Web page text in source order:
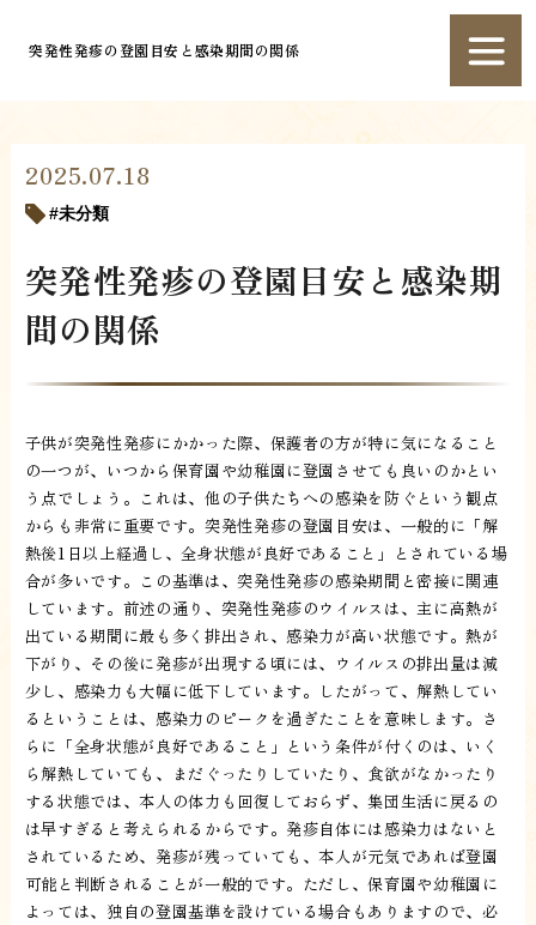
突発性発疹の登園目安と感染期間の関係
2025.07.18
未分類
突発性発疹の登園目安と感染期
間の関係
子供が突発性発疹にかかった際、保護者の方が特に気になること
の一つが、いつから保育園や幼稚園に登園させても良いのかとい
う点でしょう。これは、他の子供たちへの感染を防ぐという観点
からも非常に重要です。突発性発疹の登園目安は、一般的に「解
熱後1日以上経過し、全身状態が良好であること」とされている場
合が多いです。この基準は、突発性発疹の感染期間と密接に関連
しています。前述の通り、突発性発疹のウイルスは、主に高熱が
出ている期間に最も多く排出され、感染力が高い状態です。熱が
下がり、その後に発疹が出現する頃には、ウイルスの排出量は減
少し、感染力も大幅に低下しています。したがって、解熱してい
るということは、感染力のピークを過ぎたことを意味します。さ
らに「全身状態が良好であること」という条件が付くのは、いく
ら解熱していても、まだぐったりしていたり、食欲がなかったり
する状態では、本人の体力も回復しておらず、集団生活に戻るの
は早すぎると考えられるからです。発疹自体には感染力はないと
されているため、発疹が残っていても、本人が元気であれば登園
可能と判断されることが一般的です。ただし、保育園や幼稚園に
よっては、独自の登園基準を設けている場合もありますので、必